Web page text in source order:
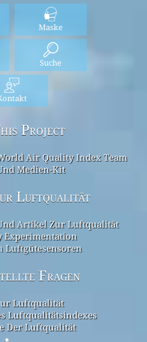
Maske
Suche
Project
Air Quality Index Team
Medien-Kit
Luftqualität
Artikel Zur Luftqualität
Experimentation
Luftgütesensoren
Fragen
Luftqualität
Luftqualitätsindexes
Der Luftqualität